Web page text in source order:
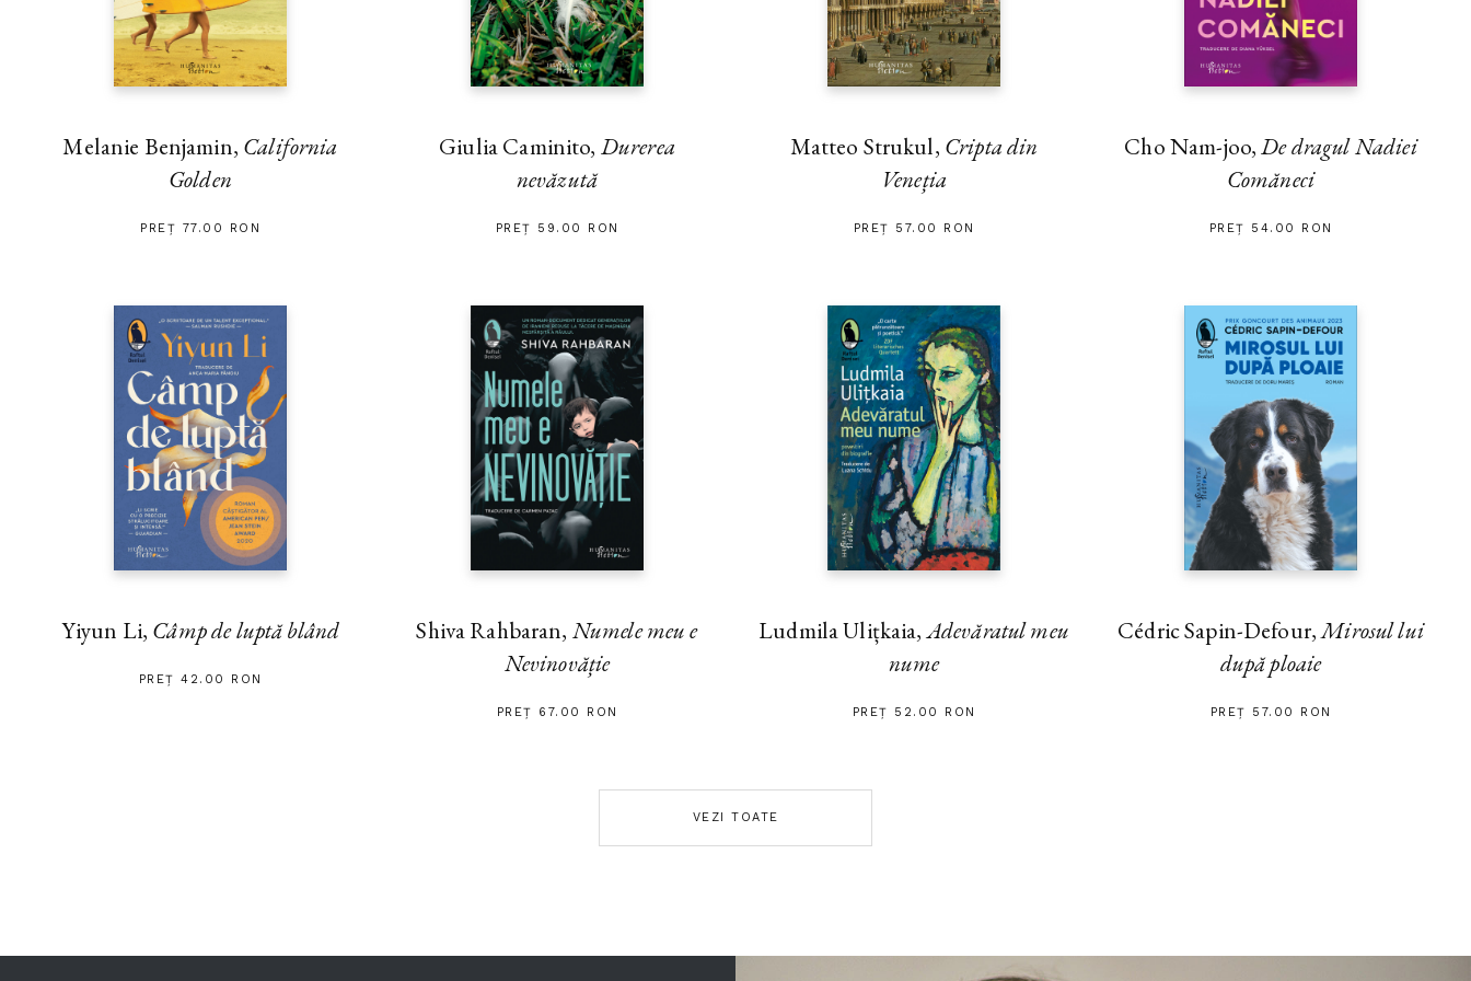
decembrie 2009)
Melanie Benjamin, California
Golden
PREȚ 77.00 RON
Giulia Caminito, Durerea
nevăzută
PREȚ 59.00 RON
Matteo Strukul, Cripta din
Veneția
PREȚ 57.00 RON
Cho Nam-joo,De dragul Nadiei
Comăneci
PREȚ 54.00 RON
Yiyun Li, Câmp de luptă blând
PREȚ 42.00 RON
Shiva Rahbaran, Numele meu e
Nevinovăție
PREȚ 67.00 RON
Ludmila Ulițkaia,Adevăratul meu
nume
PREȚ 52.00 RON
Cédric Sapin-Defour,Mirosul lui
după ploaie
PREȚ 57.00 RON
VEZI TOATE